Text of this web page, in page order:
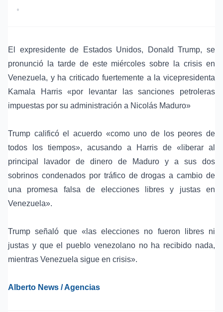
•
El expresidente de Estados Unidos, Donald Trump, se
pronunció la tarde de este miércoles sobre la crisis en
Venezuela, y ha criticado fuertemente a la vicepresidenta
Kamala Harris «por levantar las sanciones petroleras
impuestas por su administración a Nicolás Maduro»
Trump calificó el acuerdo «como uno de los peores de
todos los tiempos», acusando a Harris de «liberar al
principal lavador de dinero de Maduro y a sus dos
sobrinos condenados por tráfico de drogas a cambio de
una promesa falsa de elecciones libres y justas en
Venezuela».
Trump señaló que «las elecciones no fueron libres ni
justas y que el pueblo venezolano no ha recibido nada,
mientras Venezuela sigue en crisis».
Alberto News / Agencias